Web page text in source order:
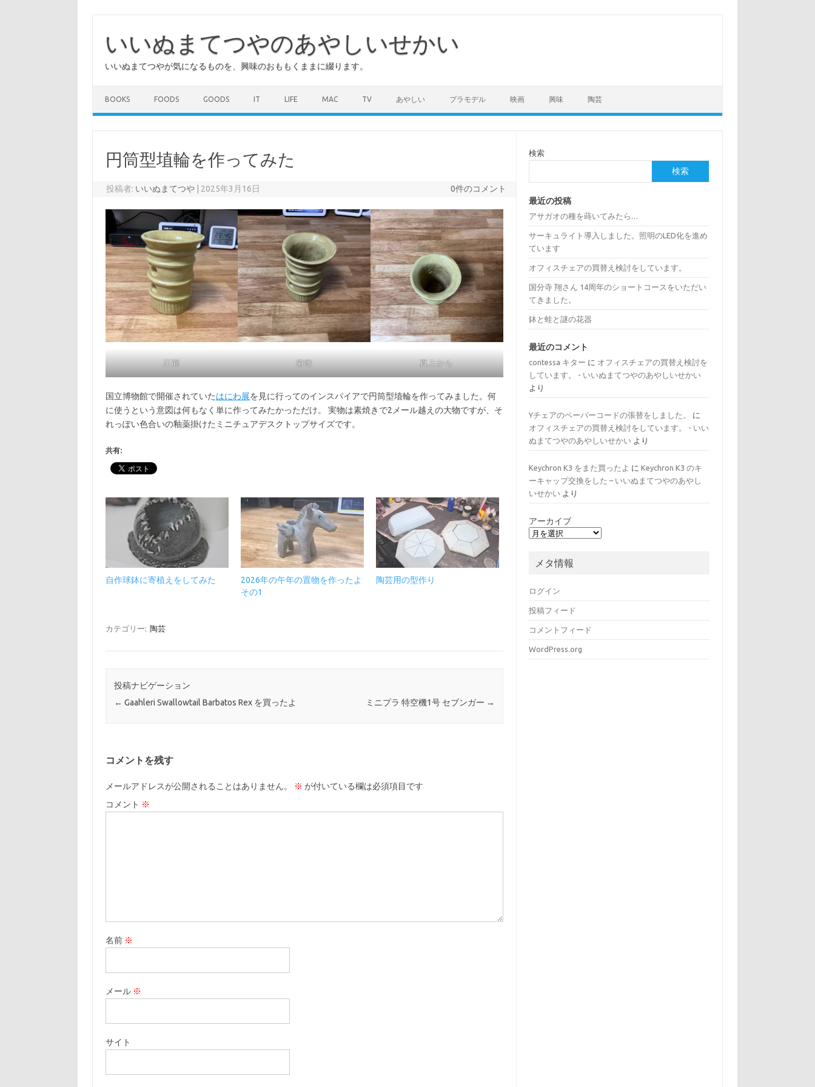
いいぬまてつやのあやしいせかい
いいぬまてつやが気になるものを、興味のおももくままに綴ります。
BOOKS FOODS GOODS IT LIFE MAC TV あやしい プラモデル 映画 興味 陶芸
円筒型埴輪を作ってみた
投稿者: いいぬまてつや 2025年3月16日 0件のコメント
正面 俯瞰 真上から
国立博物館で開催されていたはにわ展を見に行ってのインスパイアで円筒型埴輪を作ってみました。何
に使うという意図は何もなく単に作ってみたかっただけ。 実物は素焼きで2メール越えの大物ですが、そ
れっぽい色合いの釉薬掛けたミニチュアデスクトップサイズです。
共有:
自作球鉢に寄植えをしてみた
2026年の午年の置物を作ったよ
その1
陶芸用の型作り
カテゴリー: 陶芸
投稿ナビゲーション
← Gaahleri Swallowtail Barbatos Rex を買ったよ ミニプラ 特空機1号 セブンガー →
コメントを残す
メールアドレスが公開されることはありません。 ※ が付いている欄は必須項目です
コメント ※
名前 ※
メール ※
サイト
検索
検索
最近の投稿
アサガオの種を蒔いてみたら…
サーキュライト導入しました。照明のLED化を進め
ています
オフィスチェアの買替え検討をしています。
国分寺 翔さん 14周年のショートコースをいただい
てきました。
鉢と蛙と謎の花器
最近のコメント
contessa キター に オフィスチェアの買替え検討を
しています。 - いいぬまてつやのあやしいせかい
より
Yチェアのペーパーコードの張替をしました。
に
オフィスチェアの買替え検討をしています。 - いい
ぬまてつやのあやしいせかい より
Keychron K3 をまた買ったよ にKeychron K3 のキ
ーキャップ交換をした – いいぬまてつやのあやし
いせかい より
アーカイブ
メタ情報
ログイン
投稿フィード
コメントフィード
WordPress.org